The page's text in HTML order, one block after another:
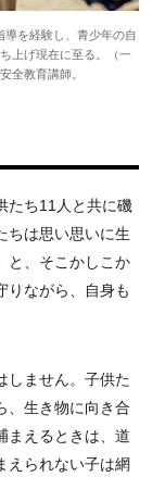
を経験し、青少年の自
上げ現在に至る。（一
全教育講師。
たち11人と共に磯
ちは思い思いに生
と、そこかしこか
りながら、自身も
しません。子供た
、生き物に向き合
まえるときは、道
えられない子は網